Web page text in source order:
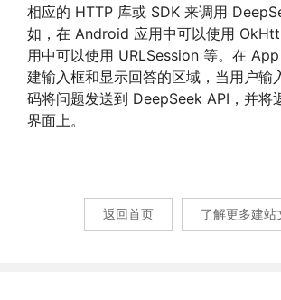
相应的 HTTP 库或 SDK 来调用
如，在 Android 应用中可以使用
用中可以使用 URLSession 等。在
建输入框和显示回答的区域，当用户输
码将问题发送到 DeepSeek API，并将
界面上。
返回首页 了解更多建站